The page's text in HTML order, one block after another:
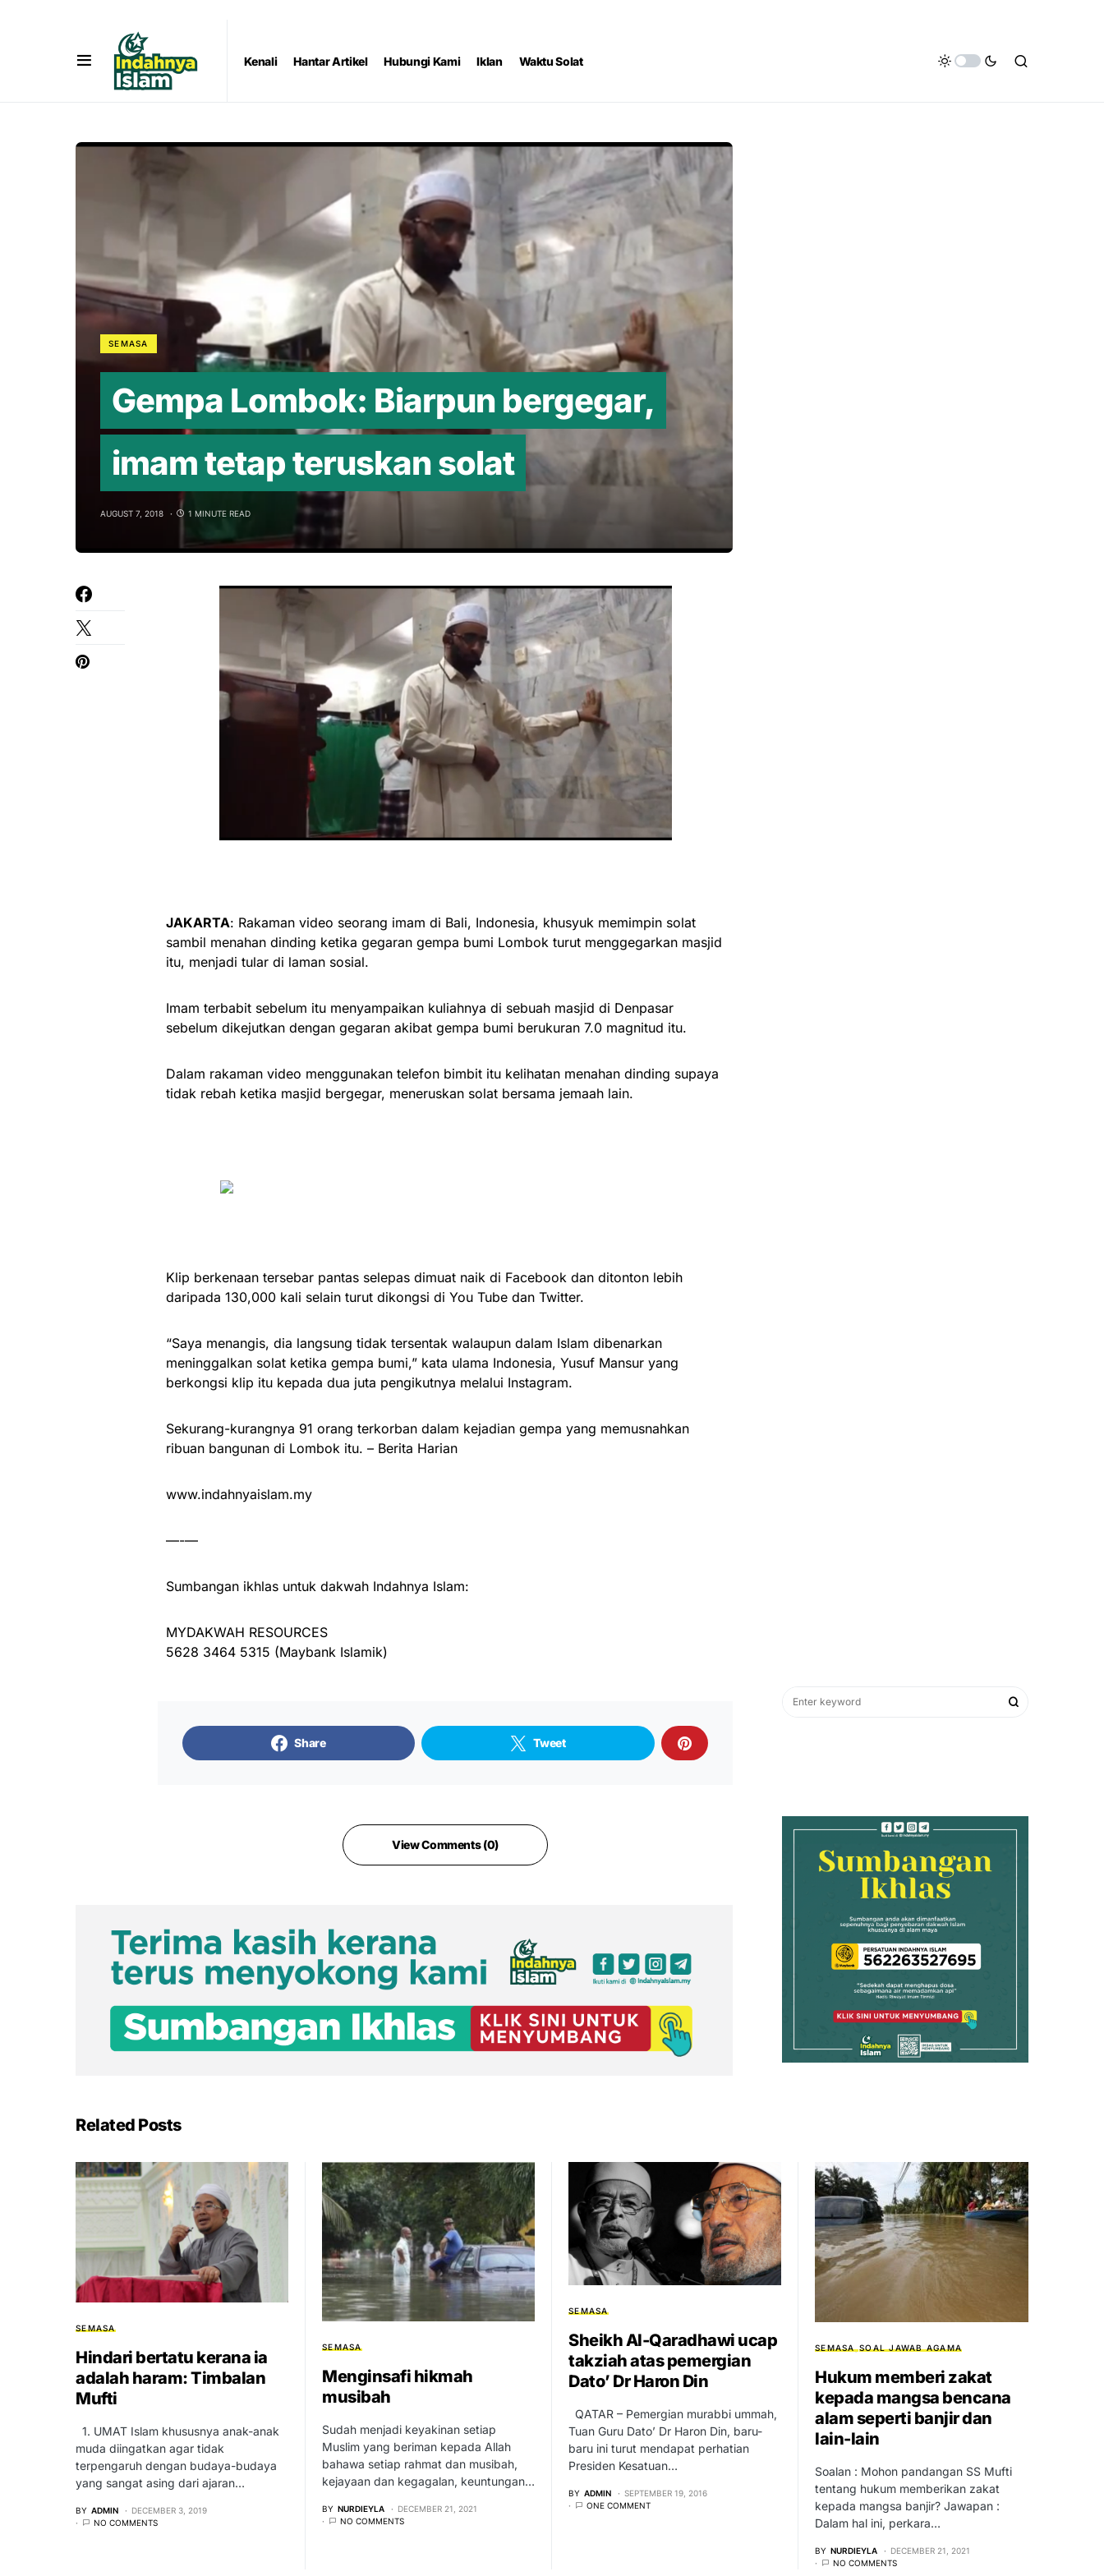
Kenali Hantar Artikel Hubungi Kami Iklan Waktu Solat
SEMASA
Gempa Lombok: Biarpun bergegar,
imam tetap teruskan solat
AUGUST 7, 2018 1 MINUTE READ
JAKARTA: Rakaman video seorang imam di Bali, Indonesia, khusyuk memimpin solat
sambil menahan dinding ketika gegaran gempa bumi Lombok turut menggegarkan masjid
itu, menjadi tular di laman sosial.
Imam terbabit sebelum itu menyampaikan kuliahnya di sebuah masjid di Denpasar
sebelum dikejutkan dengan gegaran akibat gempa bumi berukuran 7.0 magnitud itu.
Dalam rakaman video menggunakan telefon bimbit itu kelihatan menahan dinding supaya
tidak rebah ketika masjid bergegar, meneruskan solat bersama jemaah lain.
Klip berkenaan tersebar pantas selepas dimuat naik di Facebook dan ditonton lebih
daripada 130,000 kali selain turut dikongsi di You Tube dan Twitter.
“Saya menangis, dia langsung tidak tersentak walaupun dalam Islam dibenarkan
meninggalkan solat ketika gempa bumi,” kata ulama Indonesia, Yusuf Mansur yang
berkongsi klip itu kepada dua juta pengikutnya melalui Instagram.
Sekurang-kurangnya 91 orang terkorban dalam kejadian gempa yang memusnahkan
ribuan bangunan di Lombok itu. – Berita Harian
www.indahnyaislam.my
—-—
Sumbangan ikhlas untuk dakwah Indahnya Islam:
MYDAKWAH RESOURCES
5628 3464 5315 (Maybank Islamik)
Share Tweet
View Comments (0)
Related Posts
SEMASA
Hindari bertatu kerana ia
adalah haram: Timbalan
Mufti
1. UMAT Islam khususnya anak-anak
muda diingatkan agar tidak
terpengaruh dengan budaya-budaya
yang sangat asing dari ajaran…
BY ADMIN
DECEMBER 3, 2019
NO COMMENTS
SEMASA
Menginsafi hikmah
musibah
Sudah menjadi keyakinan setiap
Muslim yang beriman kepada Allah
bahawa setiap rahmat dan musibah,
kejayaan dan kegagalan, keuntungan…
BY NURDIEYLA
DECEMBER 21, 2021
NO COMMENTS
SEMASA
Sheikh Al-Qaradhawi ucap
takziah atas pemergian
Dato’ Dr Haron Din
QATAR – Pemergian murabbi ummah,
Tuan Guru Dato’ Dr Haron Din, baru-
baru ini turut mendapat perhatian
Presiden Kesatuan…
BY ADMIN
SEPTEMBER 19, 2016
ONE COMMENT
SEMASA SOAL JAWAB AGAMA
Hukum memberi zakat
kepada mangsa bencana
alam seperti banjir dan
lain-lain
Soalan : Mohon pandangan SS Mufti
tentang hukum memberikan zakat
kepada mangsa banjir? Jawapan :
Dalam hal ini, perkara…
BY NURDIEYLA
DECEMBER 21, 2021
NO COMMENTS